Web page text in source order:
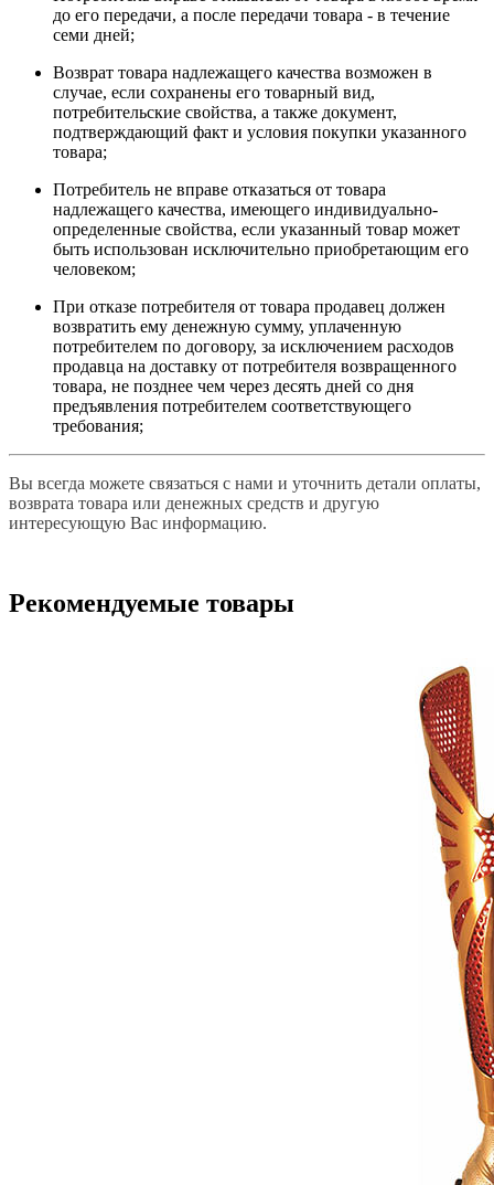
до его передачи, а после передачи товара - в течение
семи дней;
Возврат товара надлежащего качества возможен в
случае, если сохранены его товарный вид,
потребительские свойства, а также документ,
подтверждающий факт и условия покупки указанного
товара;
Потребитель не вправе отказаться от товара
надлежащего качества, имеющего индивидуально-
определенные свойства, если указанный товар может
быть использован исключительно приобретающим его
человеком;
При отказе потребителя от товара продавец должен
возвратить ему денежную сумму, уплаченную
потребителем по договору, за исключением расходов
продавца на доставку от потребителя возвращенного
товара, не позднее чем через десять дней со дня
предъявления потребителем соответствующего
требования;
Вы всегда можете связаться с нами и уточнить детали оплаты,
возврата товара или денежных средств и другую
интересующую Вас информацию.
Рекомендуемые товары